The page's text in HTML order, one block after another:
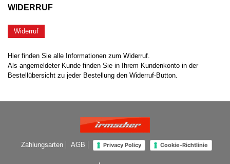
WIDERRUF
Widerruf
Hier finden Sie alle Informationen zum Widerruf.
Als angemeldeter Kunde finden Sie in Ihrem Kundenkonto in der
Bestellübersicht zu jeder Bestellung den Widerruf-Button.
Zahlungsarten AGB Privacy Policy Cookie-Richtlinie